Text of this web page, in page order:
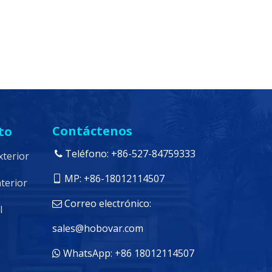
Contáctenos
 Teléfono: +86-527-84759333
MP: +86-18012114507
 Correo electrónico:
sales@hobovar.com
 WhatsApp: +86 18012114507